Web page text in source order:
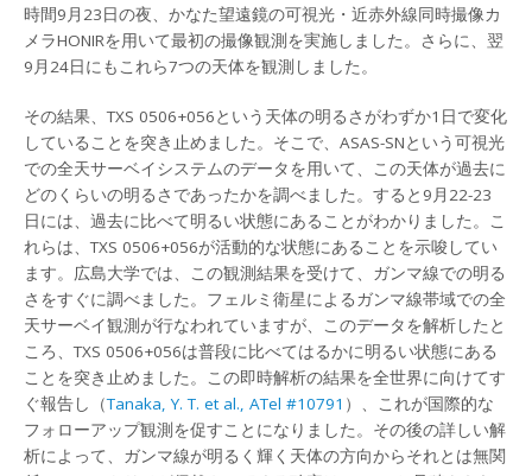
時間9月23日の夜、かなた望遠鏡の可視光・近赤外線同時撮像カ
メラHONIRを用いて最初の撮像観測を実施しました。さらに、翌
9月24日にもこれら7つの天体を観測しました。
その結果、TXS 0506+056という天体の明るさがわずか1日で変化
していることを突き止めました。そこで、ASAS-SNという可視光
での全天サーベイシステムのデータを用いて、この天体が過去に
どのくらいの明るさであったかを調べました。すると9月22-23
日には、過去に比べて明るい状態にあることがわかりました。こ
れらは、TXS 0506+056が活動的な状態にあることを示唆してい
ます。広島大学では、この観測結果を受けて、ガンマ線での明る
さをすぐに調べました。フェルミ衛星によるガンマ線帯域での全
天サーベイ観測が行なわれていますが、このデータを解析したと
ころ、TXS 0506+056は普段に比べてはるかに明るい状態にある
ことを突き止めました。この即時解析の結果を全世界に向けてす
ぐ報告し（Tanaka, Y. T. et al., ATel #10791 ）、これが国際的な
フォローアップ観測を促すことになりました。その後の詳しい解
析によって、ガンマ線が明るく輝く天体の方向からそれとは無関